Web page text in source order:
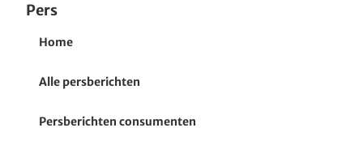
Pers
Home
Alle persberichten
Persberichten consumenten